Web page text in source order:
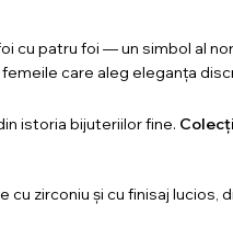
patru foi — un simbol al
care aleg eleganța
istoria bijuteriilor fine.
cu zirconiu și cu finisaj